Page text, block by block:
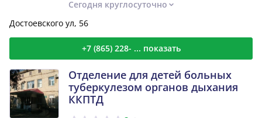
Сегодня круглосуточно
Достоевского ул, 56
+7 (865) 228- ... показать
Отделение для детей больных
туберкулезом органов дыхания
ККПТД